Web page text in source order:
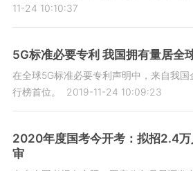
11-24 10:10:37
5G标准必要专利 我国拥有量居全
在全球5G标准必要专利声明中，来自我
行榜首位。
2019-11-24 10:09:23
2020年度国考今开考：拟招2.4
审